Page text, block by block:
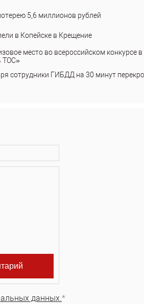
5,6 миллионов рублей
в Копейске в Крещение
место во всероссийском конкурсе
ТОС»
сотрудники ГИБДД на 30 минут
данных.*